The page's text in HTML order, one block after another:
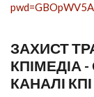
ЗАХИСТ
КПІМЕДІА
КАНАЛІ